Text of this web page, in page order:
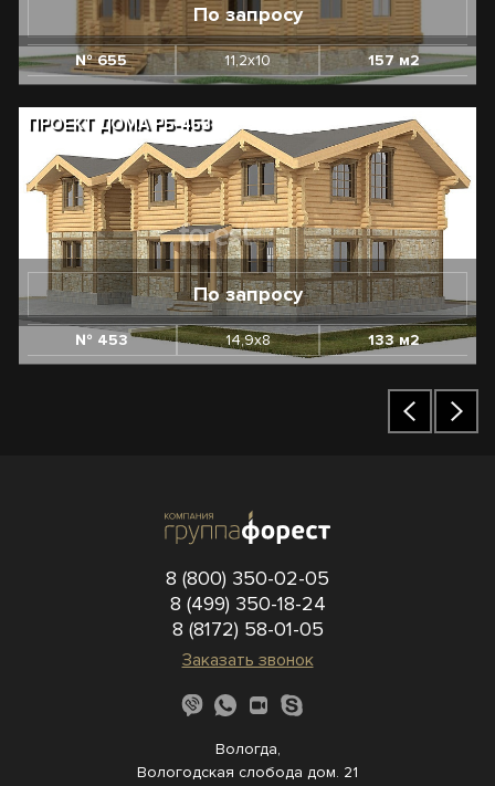
По запросу
№ 655 11,2х10 157 м2
ПРОЕКТ ДОМА РБ-453
По запросу
№ 453 14,9х8 133 м2
8 (800) 350-02-05
8 (499) 350-18-24
8 (8172) 58-01-05
Заказать звонок
Вологда,
Вологодская слобода дом. 21